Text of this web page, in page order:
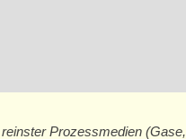
Prozessmedien (Gase,